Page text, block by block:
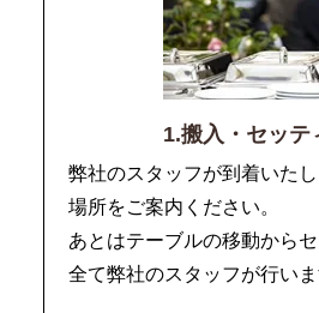
1.搬入・セッテ
弊社のスタッフが到着いた
場所をご案内ください。
あとはテーブルの移動から
全て弊社のスタッフが行いま